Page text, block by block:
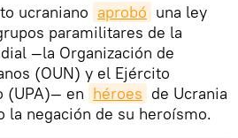
ucraniano aprobó una ley
paramilitares de la
—la Organización de
(OUN) y el Ejército
(UPA)— en héroes de Ucrania
la negación de su heroísmo.